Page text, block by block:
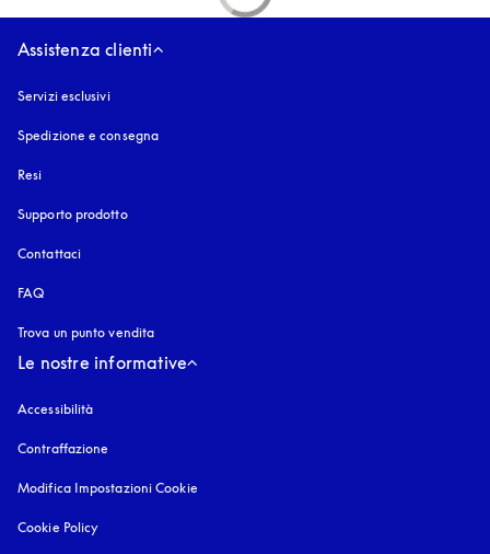
Assistenza clienti
Servizi esclusivi
Spedizione e consegna
Resi
Supporto prodotto
Contattaci
FAQ
Trova un punto vendita
Le nostre informative
Accessibilità
Contraffazione
Modifica Impostazioni Cookie
Cookie Policy